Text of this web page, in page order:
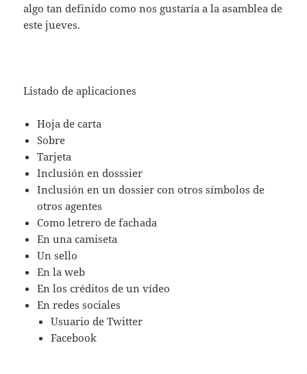
algo tan definido como nos gustaría a la asamblea de
este jueves.
Listado de aplicaciones
Hoja de carta
Sobre
Tarjeta
Inclusión en dosssier
Inclusión en un dossier con otros símbolos de
otros agentes
Como letrero de fachada
En una camiseta
Un sello
En la web
En los créditos de un vídeo
En redes sociales
Usuario de Twitter
Facebook